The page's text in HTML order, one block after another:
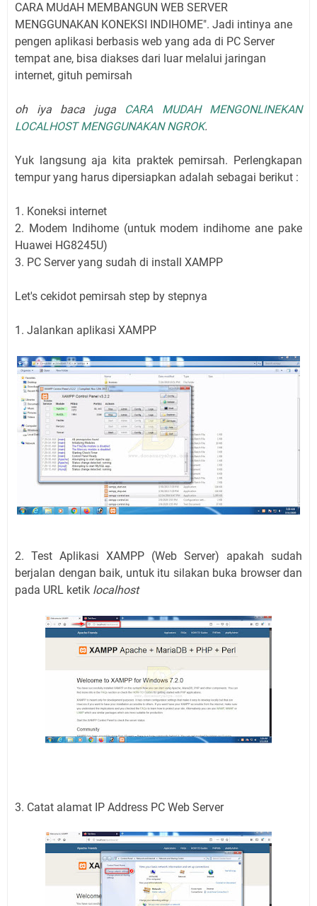
CARA MUdAH MEMBANGUN WEB SERVER
MENGGUNAKAN KONEKSI INDIHOME". Jadi intinya ane
pengen aplikasi berbasis web yang ada di PC Server
tempat ane, bisa diakses dari luar melalui jaringan
internet, gituh pemirsah
oh iya baca juga
CARA MUDAH MENGONLINEKAN
LOCALHOST MENGGUNAKAN NGROK.
Yuk langsung aja kita praktek pemirsah. Perlengkapan
tempur yang harus dipersiapkan adalah sebagai berikut :
1. Koneksi internet
2. Modem Indihome (untuk modem indihome ane pake
Huawei HG8245U)
3. PC Server yang sudah di install XAMPP
Let's cekidot pemirsah step by stepnya
1. Jalankan aplikasi XAMPP
2. Test Aplikasi XAMPP (Web Server) apakah sudah
berjalan dengan baik, untuk itu silakan buka browser dan
pada URL ketik localhost
3. Catat alamat IP Address PC Web Server